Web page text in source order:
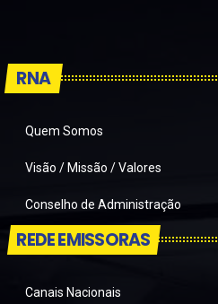
RNA
Quem Somos
Visão / Missão / Valores
Conselho de Administração
REDE EMISSORAS
Canais Nacionais